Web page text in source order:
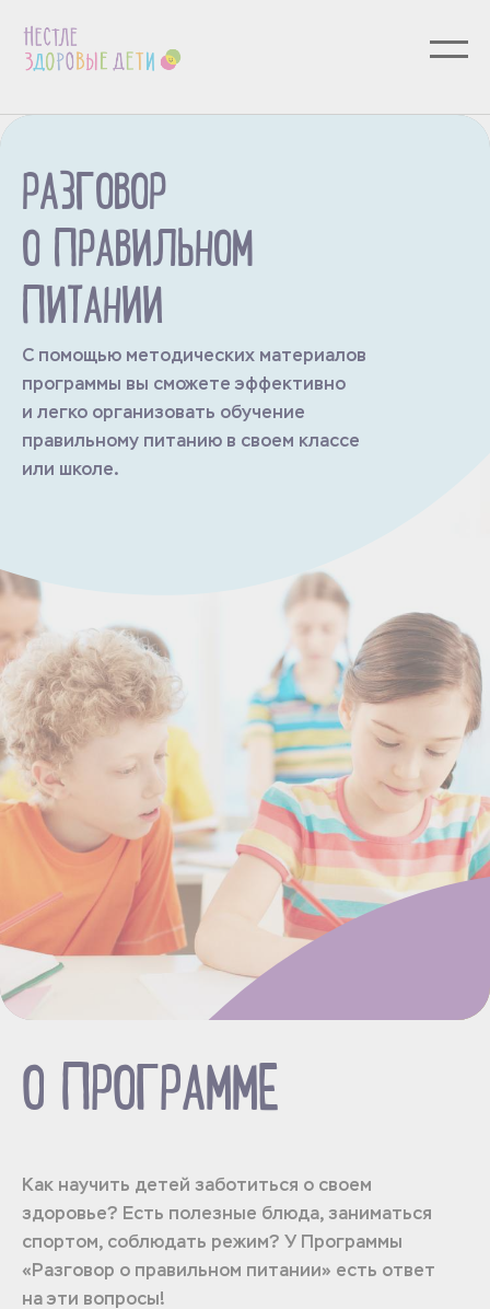
РАЗГОВОР
О ПРАВИЛЬНОМ
ПИТАНИИ
С помощью методических материалов
программы вы сможете эффективно
и легко организовать обучение
правильному питанию в своем классе
или школе.
О ПРОГРАММЕ
Как научить детей заботиться о своем
здоровье? Есть полезные блюда, заниматься
спортом, соблюдать режим? У Программы
«Разговор о правильном питании» есть ответ
на эти вопросы!